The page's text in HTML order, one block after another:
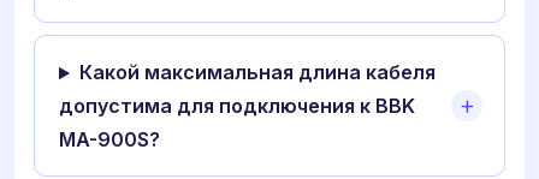
Какой максимальная длина кабеля
допустима для подключения к BBK
MA-900S?